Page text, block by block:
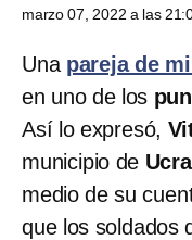
marzo 07, 2022 a las
Una pareja de
en uno de los
Así lo expresó,
municipio de
medio de su
que los soldados